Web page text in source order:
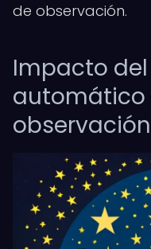
de observación.
Impacto
automático